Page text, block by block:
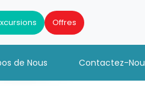
Offres
de Nous Contactez-